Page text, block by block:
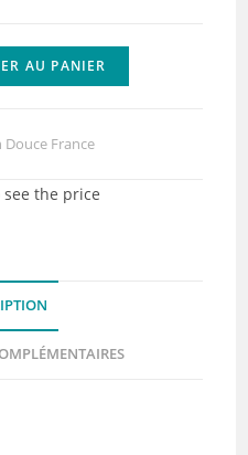
AU PANIER
Douce France
see the price